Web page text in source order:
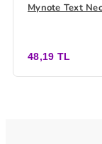
Mynote Text
48,19 TL